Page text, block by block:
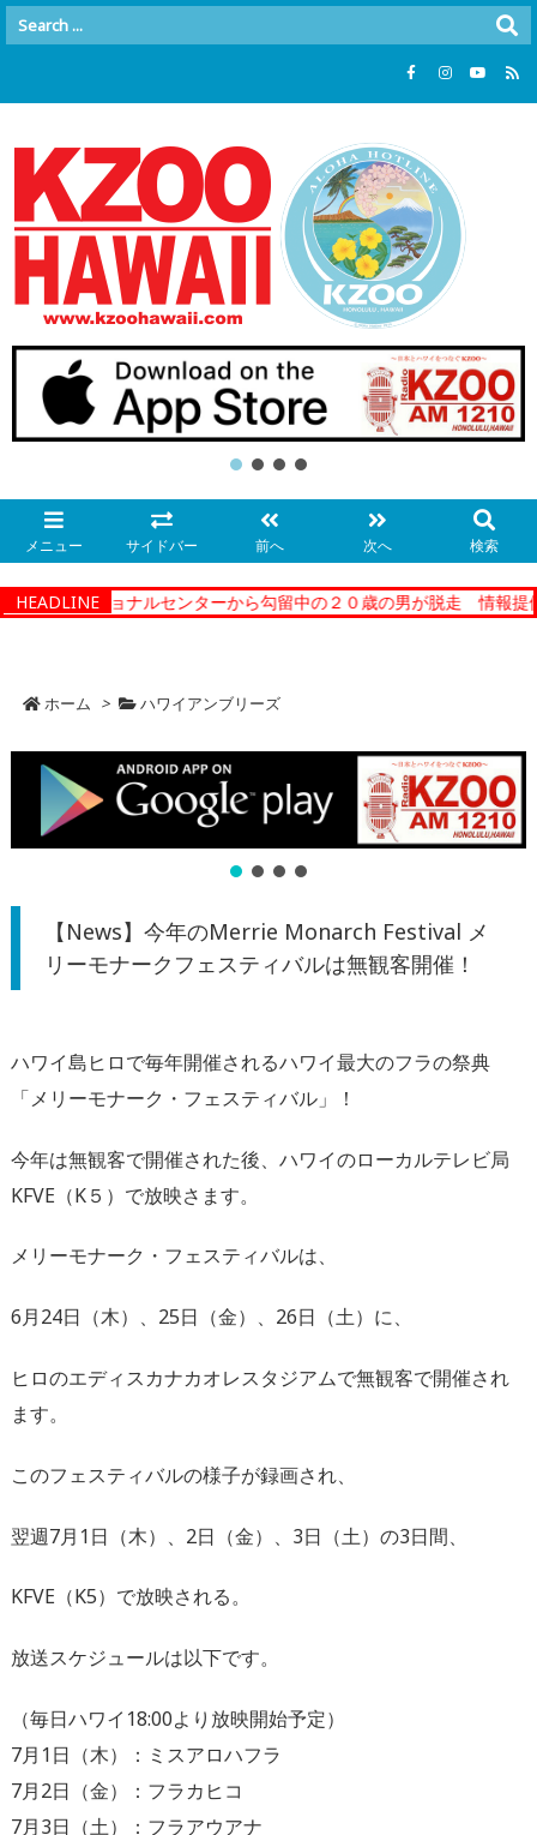
メニュー サイドバー 前へ 次へ 検索
HEADLINE
コレクショナルセンターから勾留中の２０歳の男が脱走 情報提供
ホーム > ハワイアンブリーズ
【News】今年のMerrie Monarch Festival メ
リーモナークフェスティバルは無観客開催！
ハワイ島ヒロで毎年開催されるハワイ最大のフラの祭典
「メリーモナーク・フェスティバル」！
今年は無観客で開催された後、ハワイのローカルテレビ局
KFVE（K５）で放映さます。
メリーモナーク・フェスティバルは、
6月24日（木）、25日（金）、26日（土）に、
ヒロのエディスカナカオレスタジアムで無観客で開催され
ます。
このフェスティバルの様子が録画され、
翌週7月1日（木）、2日（金）、3日（土）の3日間、
KFVE（K5）で放映される。
放送スケジュールは以下です。
（毎日ハワイ18:00より放映開始予定）
7月1日（木）：ミスアロハフラ
7月2日（金）：フラカヒコ
7月3日（土）：フラアウアナ